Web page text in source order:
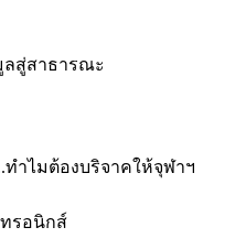
ลสู่สาธารณะ
ทำไมต้องบริจาคให้จุฬาฯ
ทรอนิกส์